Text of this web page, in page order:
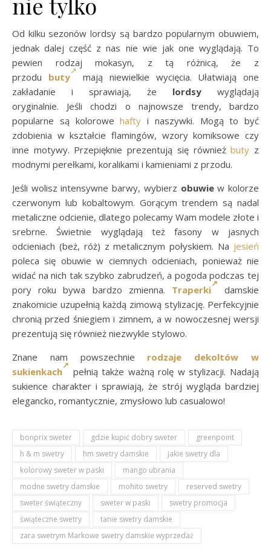
Od kilku sezonów lordsy są bardzo popularnym obuwiem,
jednak dalej część z nas nie wie jak one wyglądają. To
pewien rodzaj mokasyn, z tą różnicą, że z
przodu buty
mają niewielkie wycięcia. Ułatwiają one
zakładanie i sprawiają, że lordsy wyglądają
oryginalnie. Jeśli chodzi o najnowsze trendy, bardzo
popularne są kolorowehafty i naszywki. Mogą to być
zdobienia w kształcie flamingów, wzory komiksowe czy
inne motywy. Przepięknie prezentują się równieżbuty z
modnymi perełkami, koralikami i kamieniami z przodu.
Jeśli wolisz intensywne barwy, wybierz obuwiew kolorze
czerwonym lub kobaltowym. Gorącym trendem są nadal
metaliczne odcienie, dlatego polecamy Wam modele złote i
srebrne. Świetnie wyglądają też fasony w jasnych
odcieniach (beż, róż) z metalicznym połyskiem. Na jesień
poleca się obuwie w ciemnych odcieniach, ponieważ nie
widać na nich tak szybko zabrudzeń, a pogoda podczas tej
pory roku bywa bardzo zmienna. Traperki
damskie
znakomicie uzupełnią każdą zimową stylizację. Perfekcyjnie
chronią przed śniegiem i zimnem, a w nowoczesnej wersji
prezentują się również niezwykle stylowo.
Znane nam powszechnie
rodzaje dekoltów w
sukienkach
pełnią także ważną rolę w stylizacji. Nadają
sukience charakter i sprawiają, że strój wygląda bardziej
elegancko, romantycznie, zmysłowo lub casualowo!
bonprix sweter gdzie kupić dobry sweter
greenpoint
h & m swetry
hm swetry damskie
jakie swetry dla
kolorowy sweter w paski
mango ubrania
modne swetry damskie
mohito swetry
reserved swetry
sweter świąteczny
sweter w paski
swetry promocja
świąteczne swetry
tanie swetry damskie
zara swetrym Markowe swetry damskie wyprzedaż